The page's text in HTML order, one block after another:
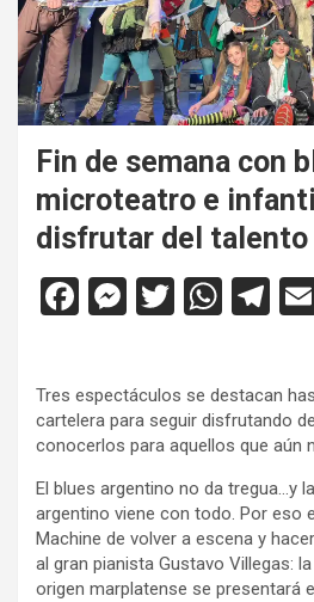
Fin de semana con
microteatro e
disfrutar del talento
F
b
o
o
k
M
n
g
er
T
er
W
s
A
p
p
T
gr
a
m
Tres espectáculos se destacan
cartelera para seguir disfrutando
conocerlos para aquellos que aún
El blues argentino no da tregua…y
argentino viene con todo. Por eso
Machine de volver a escena y
al gran pianista Gustavo Villegas:
origen marplatense se presentará